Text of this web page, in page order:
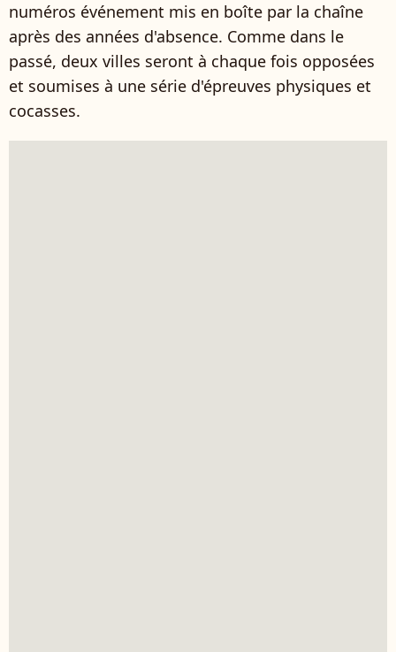
numéros événement mis en boîte par la chaîne
après des années d'absence. Comme dans le
passé, deux villes seront à chaque fois opposées
et soumises à une série d'épreuves physiques et
cocasses.